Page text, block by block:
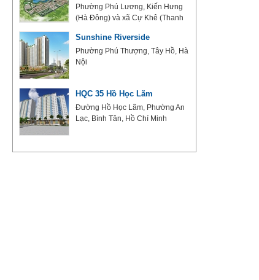
Phường Phú Lương, Kiến Hưng
(Hà Đông) và xã Cự Khê (Thanh
Sunshine Riverside
Phường Phú Thượng, Tây Hồ, Hà
Nội
HQC 35 Hồ Học Lãm
Đường Hồ Học Lãm, Phường An
Lạc, Bình Tân, Hồ Chí Minh